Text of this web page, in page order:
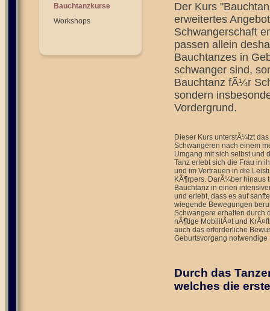
Bauchtanzkurse
Workshops
Der Kurs
erweitertes
Schwangerschaft
passen allein
Bauchtanzes in
schwanger sind,
Bauchtanz fÃ¼r
sondern
Vordergrund.
Dieser Kurs unterstÃ¼tzt
Schwangeren nach einem
Umgang mit sich selbst und
Tanz erlebt sich die Frau in
und im Vertrauen in die
KÃ¶rpers. DarÃ¼ber hinaus
Bauchtanz in einen
und erlebt, dass es auf
wiegende Bewegungen
Schwangere erhalten durch
nÃ¶tige MobilitÃ¤t und
auch das erforderliche
Geburtsvorgang notwendige
Durch das
welches die